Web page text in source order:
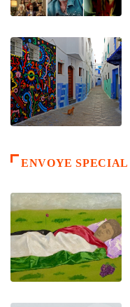
ENVOYE SPECIAL